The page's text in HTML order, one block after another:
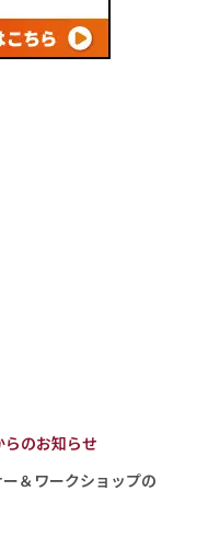
のお知らせ
＆ワークショップの